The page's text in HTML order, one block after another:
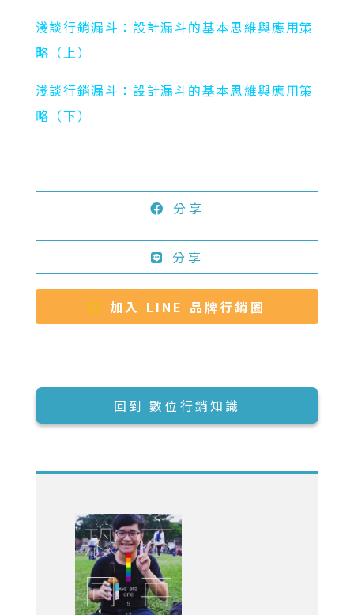
淺談行銷漏斗：設計漏斗的基本思維與應用策
略（上）
淺談行銷漏斗：設計漏斗的基本思維與應用策
略（下）
分享
分享
加入 LINE 品牌行銷圈
回到 數位行銷知識